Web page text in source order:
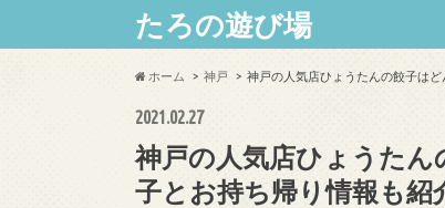
たろの遊び場
ホーム 神戸 神戸の人気店ひょうたんの餃子は
2021.02.27
神戸の人気店ひょうた
子とお持ち帰り情報も紹